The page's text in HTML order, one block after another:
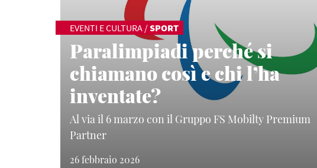
EVENTI E CULTURA /SPORT
Paralimpiadi perché si
chiamano così e chi l’ha
inventate?
Al via il 6 marzo con il Gruppo FS Mobilty Premium
Partner
26 febbraio 2026